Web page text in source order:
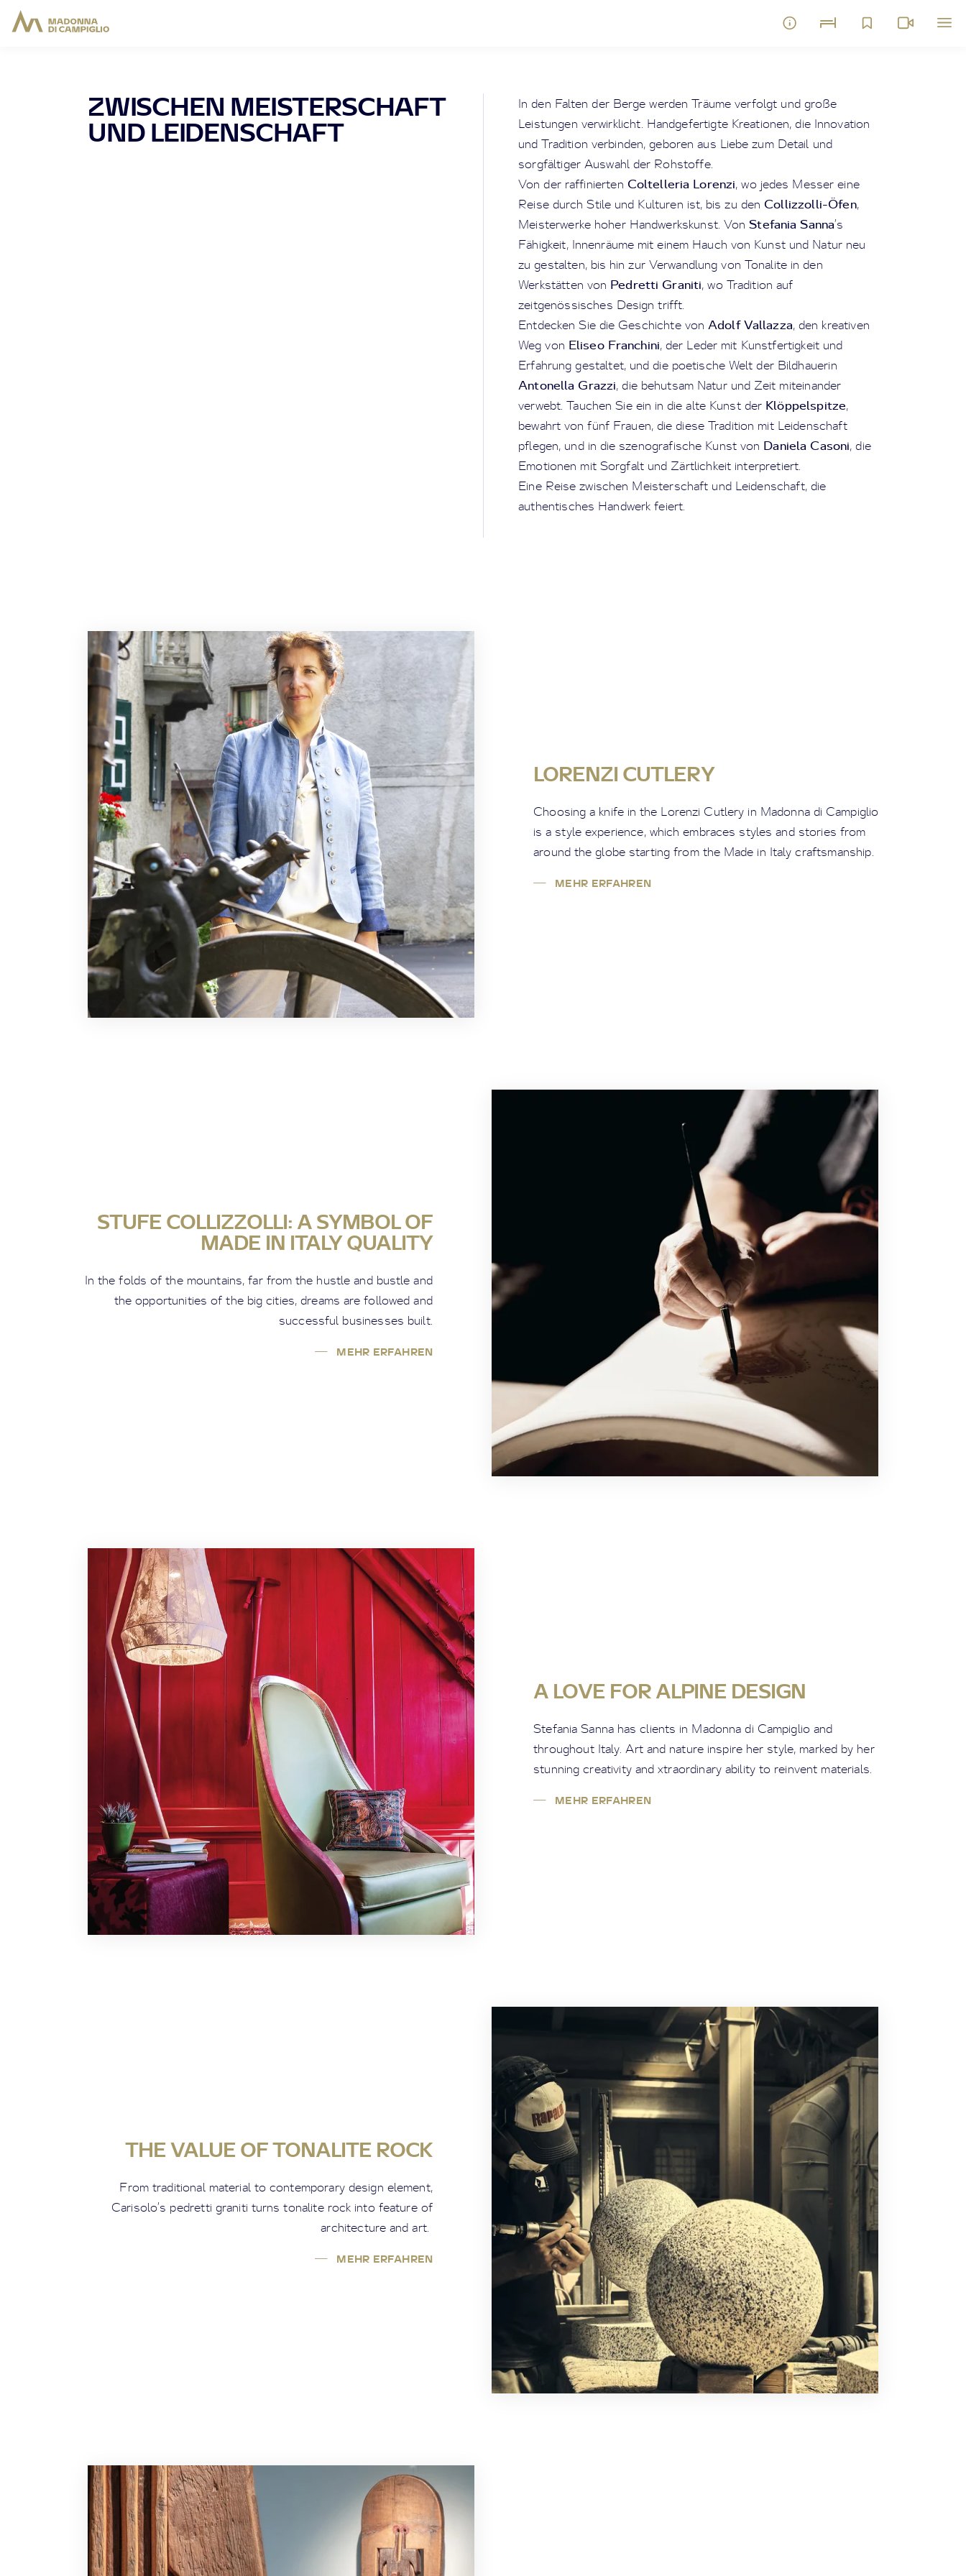
ZWISCHEN MEISTERSCHAFT
UND LEIDENSCHAFT
In den Falten der Berge werden Träume verfolgt und große
Leistungen verwirklicht. Handgefertigte Kreationen, die Innovation
und Tradition verbinden, geboren aus Liebe zum Detail und
sorgfältiger Auswahl der Rohstoffe.
Von der raffinierten Coltelleria Lorenzi, wo jedes Messer eine
Reise durch Stile und Kulturen ist, bis zu den Collizzolli-Öfen,
Meisterwerke hoher Handwerkskunst. VonStefania Sanna’s
Fähigkeit, Innenräume mit einem Hauch von Kunst und Natur neu
zu gestalten, bis hin zur Verwandlung von Tonalite in den
Werkstätten von Pedretti Graniti, wo Tradition auf
zeitgenössisches Design trifft.
Entdecken Sie die Geschichte von Adolf Vallazza, den kreativen
Weg von Eliseo Franchini, der Leder mit Kunstfertigkeit und
Erfahrung gestaltet, und die poetische Welt der Bildhauerin
Antonella Grazzi, die behutsam Natur und Zeit miteinander
verwebt. Tauchen Sie ein in die alte Kunst der Klöppelspitze,
bewahrt von fünf Frauen, die diese Tradition mit Leidenschaft
pflegen, und in die szenografische Kunst von Daniela Casoni, die
Emotionen mit Sorgfalt und Zärtlichkeit interpretiert.
Eine Reise zwischen Meisterschaft und Leidenschaft, die
authentisches Handwerk feiert.
LORENZI CUTLERY
Choosing a knife in the Lorenzi Cutlery in Madonna di Campiglio
is a style experience, which embraces styles and stories from
around the globe starting from the Made in Italy craftsmanship.
MEHR ERFAHREN
STUFE COLLIZZOLLI: A SYMBOL OF
MADE IN ITALY QUALITY
In the folds of the mountains, far from the hustle and bustle and
the opportunities of the big cities, dreams are followed and
successful businesses built.
MEHR ERFAHREN
A LOVE FOR ALPINE DESIGN
Stefania Sanna has clients in Madonna di Campiglio and
throughout Italy. Art and nature inspire her style, marked by her
stunning creativity and xtraordinary ability to reinvent materials.
MEHR ERFAHREN
THE VALUE OF TONALITE ROCK
From traditional material to contemporary design element,
Carisolo’s pedretti graniti turns tonalite rock into feature of
architecture and art.
MEHR ERFAHREN